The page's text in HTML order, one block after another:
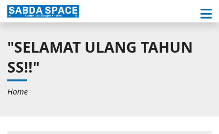
"SELAMAT ULANG TAHUN
SS!!"
Home